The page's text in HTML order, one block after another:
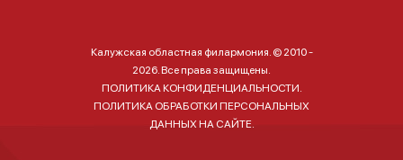
Калужская областная филармония. © 2010 -
2026. Все права защищены.
ПОЛИТИКА КОНФИДЕНЦИАЛЬНОСТИ.
ПОЛИТИКА ОБРАБОТКИ ПЕРСОНАЛЬНЫХ
ДАННЫХ НА САЙТЕ.